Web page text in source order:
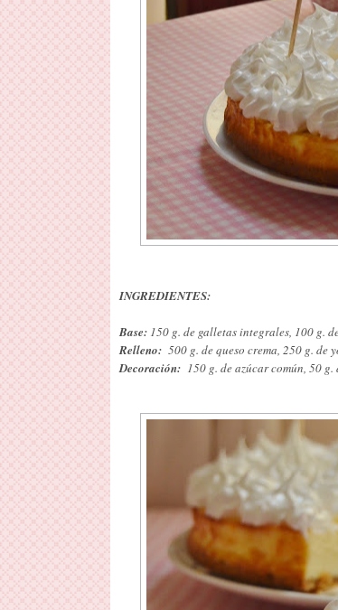
INGREDIENTES:
Base: 150 g. de galletas integrales, 100 g.
Relleno: 500 g. de queso crema, 250 g. de
Decoración: 150 g. de azúcar común, 50